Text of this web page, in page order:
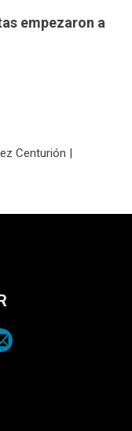
empezaron a
Centurión |